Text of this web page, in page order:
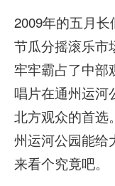
2009年的五月
节瓜分摇滚乐市
牢牢霸占了中部
唱片在通州运河
北方观众的首选
州运河公园能给
来看个究竟吧。